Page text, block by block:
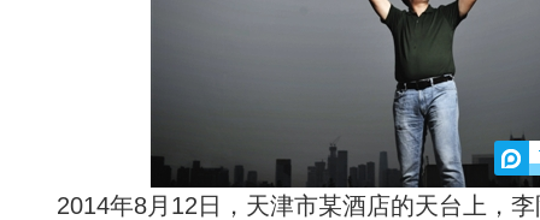
2014年8月12日，天津市某酒店的天台上，李